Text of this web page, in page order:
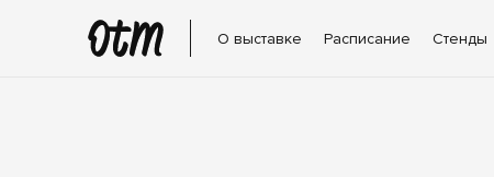
О выставке Расписание Стенды